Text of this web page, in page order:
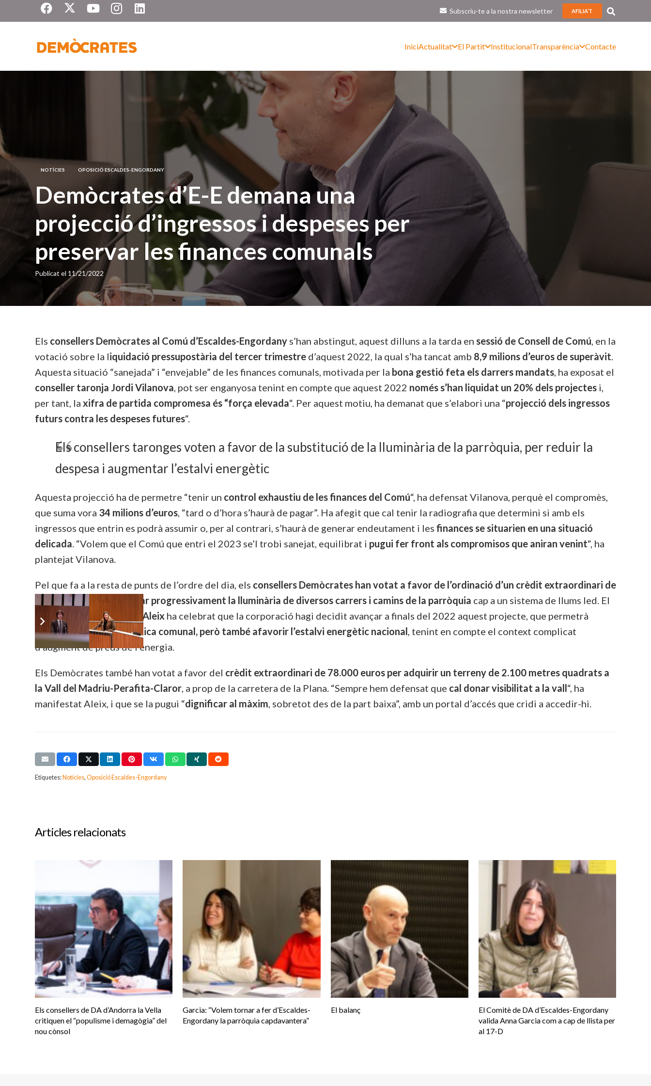
Subscriu-te a la nostra newsletter AFILIA’T
IniciActualitat El Partit InstitucionalTransparència Contacte
NOTÍCIES OPOSICIÓ ESCALDES-ENGORDANY
Demòcrates d’E-E demana una
projecció d’ingressos i despeses per
preservar les finances comunals
Publicat el 11/21/2022
Els consellers Demòcrates al Comú d’Escaldes-Engordany s’han abstingut, aquest dilluns a la tarda en sessió de Consell de Comú, en la
votació sobre la liquidació pressupostària del tercer trimestre d’aquest 2022, la qual s’ha tancat amb 8,9 milions d’euros de superàvit.
Aquesta situació “sanejada” i “envejable” de les finances comunals, motivada per la bona gestió feta els darrers mandats, ha exposat el
conseller taronja Jordi Vilanova, pot ser enganyosa tenint en compte que aquest 2022 només s’han liquidat un 20% dels projectes i,
per tant, la xifra de partida compromesa és “força elevada“. Per aquest motiu, ha demanat que s’elabori una “projecció dels ingressos
futurs contra les despeses futures“.
Els consellers taronges voten a favor de la substitució de la lluminària de la parròquia, per reduir la
despesa i augmentar l’estalvi energètic
Aquesta projecció ha de permetre “tenir un control exhaustiu de les finances del Comú“, ha defensat Vilanova, perquè el compromès,
que suma vora 34 milions d’euros, “tard o d’hora s’haurà de pagar”. Ha afegit que cal tenir la radiografia que determini si amb els
ingressos que entrin es podrà assumir o, per al contrari, s’haurà de generar endeutament i les finances se situarien en una situació
delicada. “Volem que el Comú que entri el 2023 se’l trobi sanejat, equilibrat i pugui fer front als compromisos que aniran venint“, ha
plantejat Vilanova.
Pel que fa a la resta de punts de l’ordre del dia, els consellers Demòcrates han votat a favor de l’ordinació d’un crèdit extraordinari de
311.000euros per canviar progressivament la lluminària de diversos carrers i camins de la parròquia cap a un sistema de llums led. El
conseller taronjaMiquel Aleix ha celebrat que la corporació hagi decidit avançar a finals del 2022 aquest projecte, que permetrà
reduir la factura energètica comunal, però també afavorir l’estalvi energètic nacional, tenint en compte el context complicat
d’augment de preus de l’energia.
Els Demòcrates també han votat a favor del crèdit extraordinari de 78.000 euros per adquirir un terreny de 2.100 metres quadrats a
la Vall del Madriu-Perafita-Claror, a prop de la carretera de la Plana. “Sempre hem defensat que cal donar visibilitat a la vall“, ha
manifestat Aleix, i que se la pugui “dignificar al màxim, sobretot des de la part baixa”, amb un portal d’accés que cridi a accedir-hi.
Etiquetes: Notícies, Oposició Escaldes-Engordany
Articles relacionats
Els consellers de DA d’Andorra la Vella
critiquen el “populisme i demagògia” del
nou cònsol
Garcia: “Volem tornar a fer d’Escaldes-
Engordany la parròquia capdavantera”
El balanç
El Comitè de DA d’Escaldes-Engordany
valida Anna Garcia com a cap de llista per
al 17-D